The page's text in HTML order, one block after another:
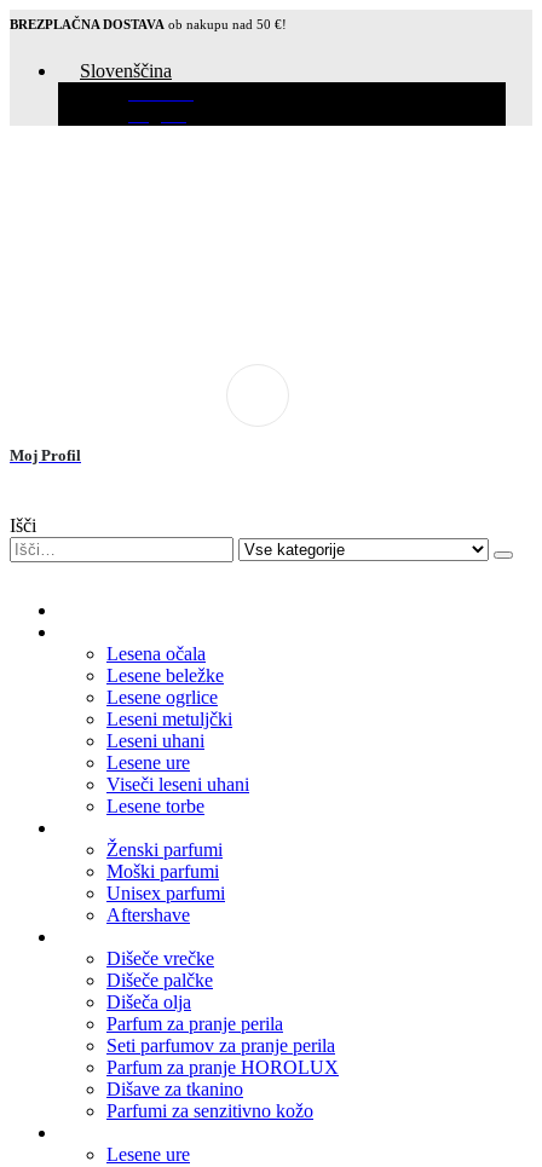
BREZPLAČNA DOSTAVA ob nakupu nad 50 €!
Slovenščina
Moj Profil
Išči
Lesena očala
Lesene beležke
Lesene ogrlice
Leseni metuljčki
Leseni uhani
Lesene ure
Viseči leseni uhani
Lesene torbe
Ženski parfumi
Moški parfumi
Unisex parfumi
Aftershave
Dišeče vrečke
Dišeče palčke
Dišeča olja
Parfum za pranje perila
Seti parfumov za pranje perila
Parfum za pranje HOROLUX
Dišave za tkanino
Parfumi za senzitivno kožo
Lesene ure